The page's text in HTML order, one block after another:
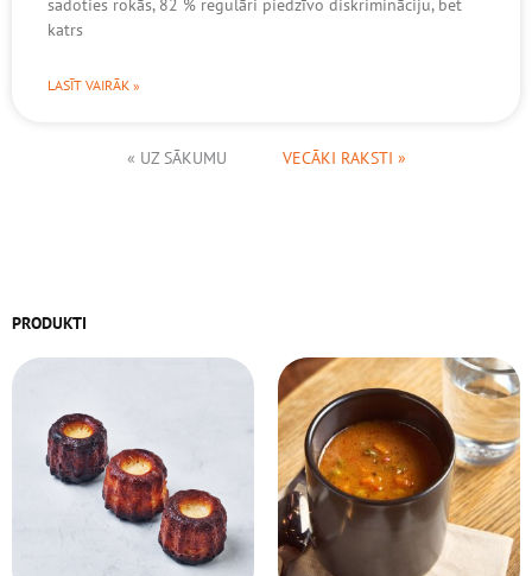
sadoties rokās, 82 % regulāri piedzīvo diskrimināciju, bet
katrs
LASĪT VAIRĀK »
« UZ SĀKUMU VECĀKI RAKSTI »
PRODUKTI